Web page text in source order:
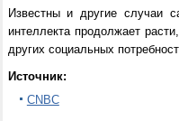
Известны и другие случаи
интеллекта продолжает
других социальных
Источник:
CNBC